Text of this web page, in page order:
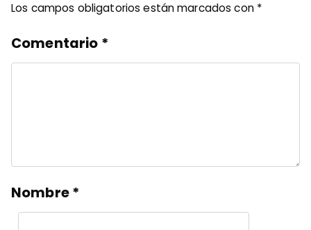
Los campos obligatorios están marcados con *
Comentario *
Nombre*